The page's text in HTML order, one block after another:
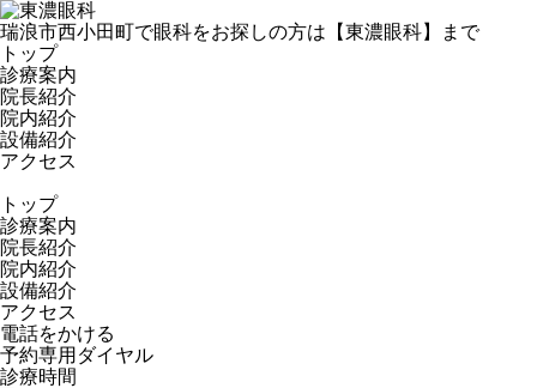
瑞浪市西小田町で眼科をお探しの方は【東濃眼科】まで
トップ
診療案内
院長紹介
院内紹介
設備紹介
アクセス
トップ
診療案内
院長紹介
院内紹介
設備紹介
アクセス
電話をかける
予約専用ダイヤル
診療時間